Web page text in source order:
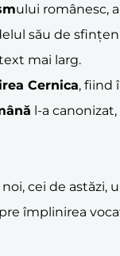
ului românesc,
său de
mai larg.
Cernica, fiind
l-a
cei de
împlinirea